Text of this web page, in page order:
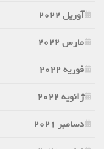
آوریل 2022
مارس 2022
فوریه 2022
ژانویه 2022
دسامبر 2021